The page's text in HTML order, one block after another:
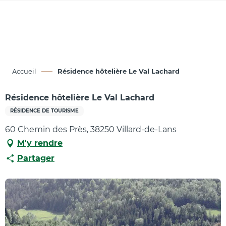
Accueil Résidence hôtelière Le Val Lachard
Résidence hôtelière Le Val Lachard
RÉSIDENCE DE TOURISME
60 Chemin des Près, 38250 Villard-de-Lans
M'y rendre
Partager